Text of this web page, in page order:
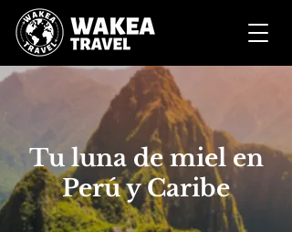
Tu luna de miel en
Perú y Caribe